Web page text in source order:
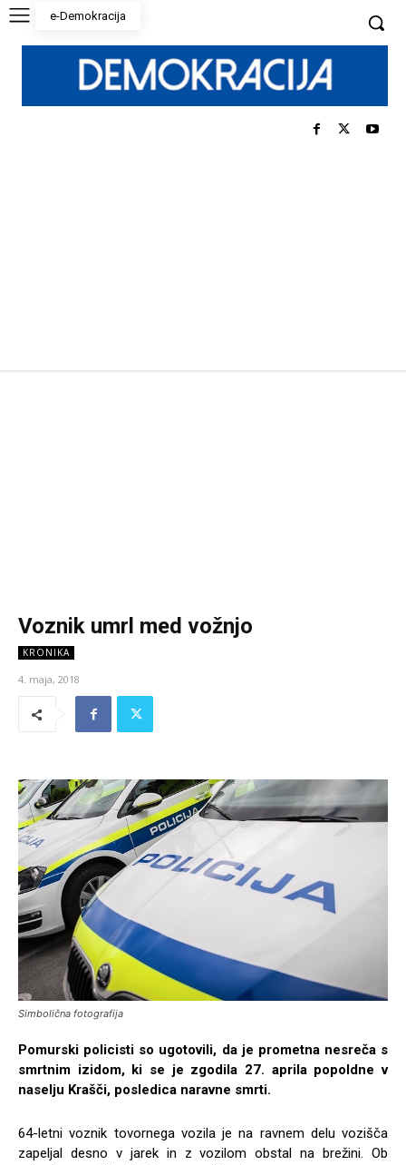
e-Demokracija
Voznik umrl med vožnjo
KRONIKA
4. maja, 2018
Simbolična fotografija
Pomurski policisti so ugotovili, da je prometna nesreča s
smrtnim izidom, ki se je zgodila 27. aprila popoldne v
naselju Krašči, posledica naravne smrti.
64-letni voznik tovornega vozila je na ravnem delu vozišča
zapeljal desno v jarek in z vozilom obstal na brežini. Ob